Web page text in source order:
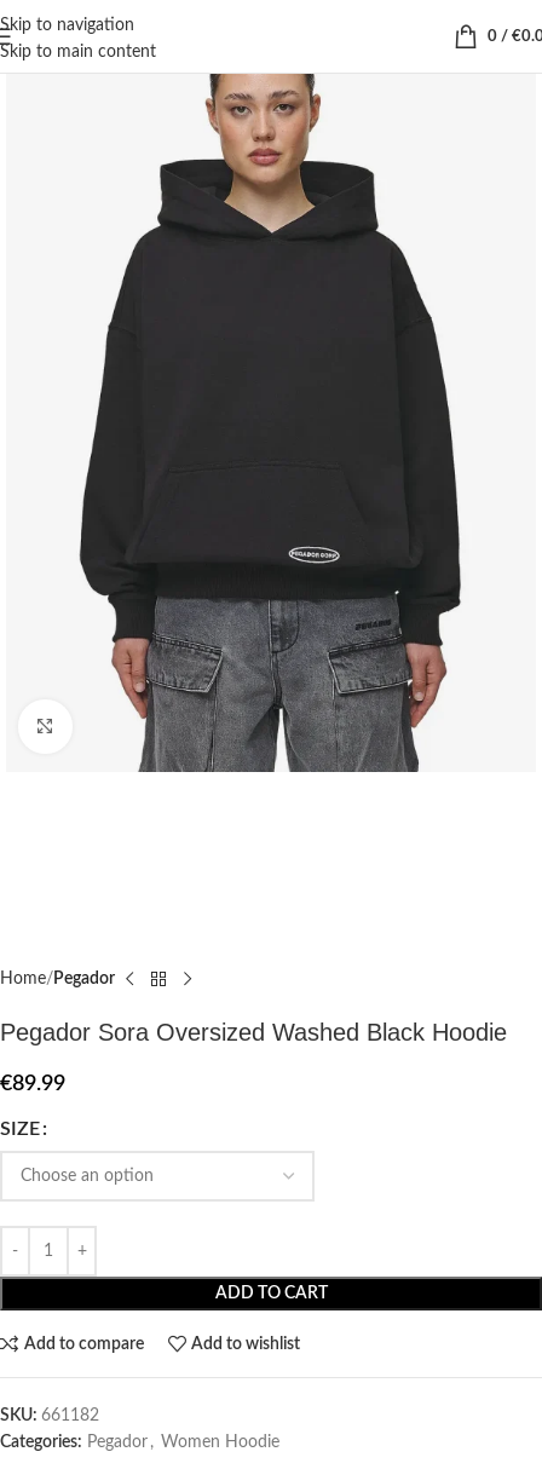
Skip to navigation
Skip to main content
0 / €
Click to enlarge
Home Pegador​
Pegador Sora Oversized Washed Black Hoodie
€89.99
SIZE
ADD TO CART
Add to compare Add to wishlist
SKU: 661182
Categories: Pegador​ , Women Hoodie